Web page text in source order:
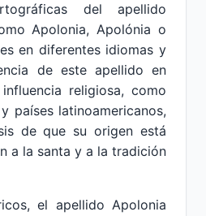
del apellido
Apolonia, Apolónia o
en diferentes idiomas y
de este apellido en
religiosa, como
países latinoamericanos,
de que su origen está
a la santa y a la tradición
el apellido Apolonia